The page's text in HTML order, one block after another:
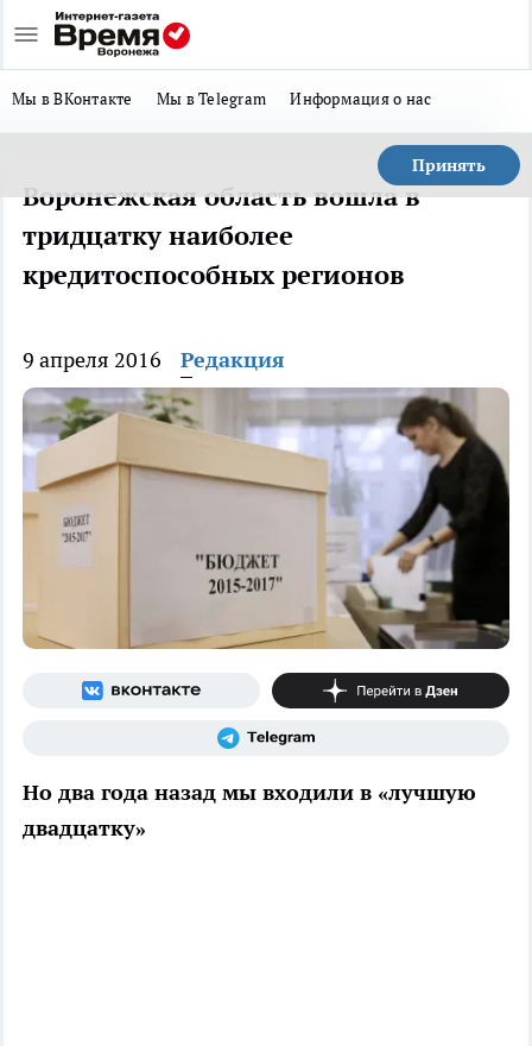
Мы в ВКонтакте Мы в Telegram Информация о нас
Принять
Воронежская область вошла в
тридцатку наиболее
кредитоспособных регионов
9 апреля 2016 Редакция
Но два года назад мы входили в «лучшую
двадцатку»